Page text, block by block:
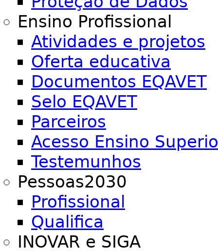
Ensino Profissional
Atividades e projetos
Oferta educativa
Documentos EQAVET
Selo EQAVET
Parceiros
Acesso Ensino
Testemunhos
Pessoas2030
Profissional
Qualifica
INOVAR e SIGA